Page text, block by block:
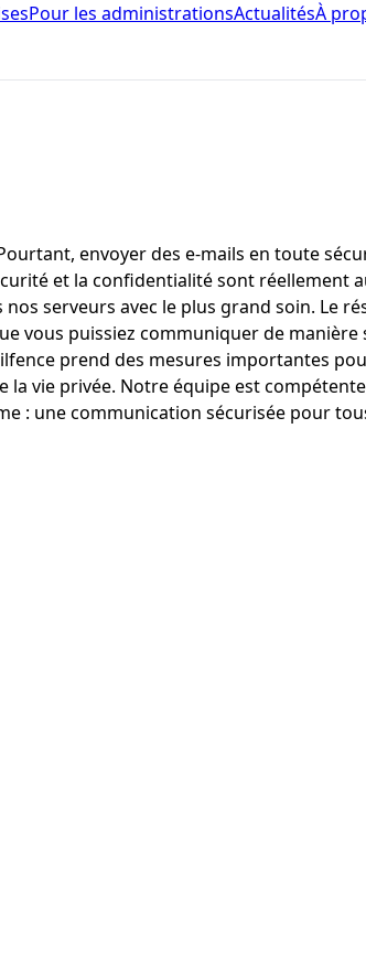
Pour les administrationsActualitésÀ
envoyer des e-mails en toute
et la confidentialité sont réellement
serveurs avec le plus grand soin. Le
vous puissiez communiquer de
prend des mesures importantes
vie privée. Notre équipe est
: une communication sécurisée pour